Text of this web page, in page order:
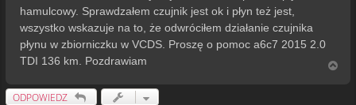
hamulcowy. Sprawdzałem czujnik jest ok i płyn też jest,
wszystko wskazuje na to, że odwróciłem działanie czujnika
płynu w zbiorniczku w VCDS. Proszę o pomoc a6c7 2015 2.0
TDI 136 km. Pozdrawiam
ODPOWIEDZ